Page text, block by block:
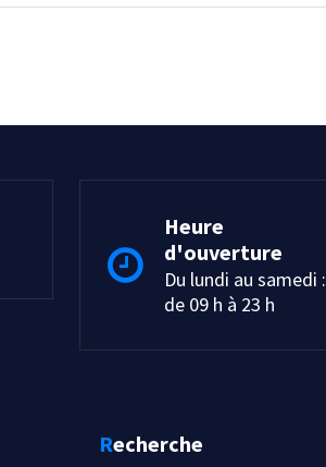
Heure
d'ouverture
Du lundi au samedi :
de 09 h à 23 h
Recherche